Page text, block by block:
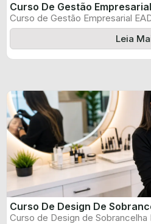
Curso De Gestão Empresarial
Curso de Gestão Empresarial
certificado informado pelo
Leia
Curso De Design De
Curso de Design de Sobrancelha